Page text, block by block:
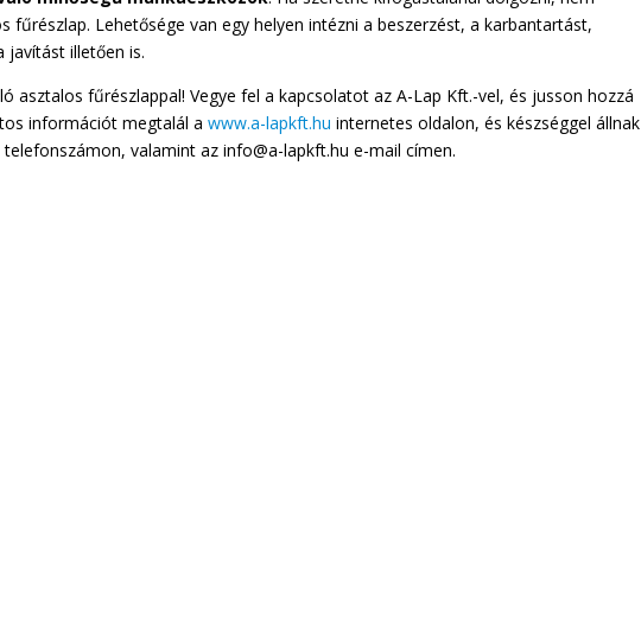
fűrészlap. Lehetősége van egy helyen intézni a beszerzést, a karbantartást,
javítást illetően is.
asztalos fűrészlappal! Vegye fel a kapcsolatot az A-Lap Kft.-vel, és jusson hozzá
információt megtalál awww.a-lapkft.hu internetes oldalon, és készséggel állnak
valamint az info@a-lapkft.hu e-mail címen.